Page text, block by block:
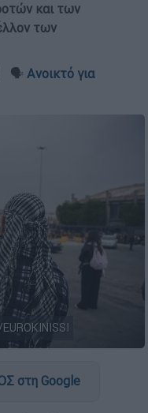
και των
των
┋ 🗣️ Ανοικτό για
στη Google